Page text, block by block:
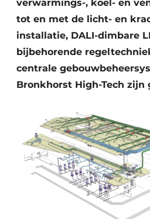
verwarmings-, koel- en
tot en met de licht- en
installatie, DALI-dimbare
bijbehorende
centrale
Bronkhorst High-Tech zijn